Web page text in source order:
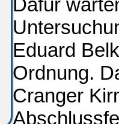
Dafür
Eduard
Ordnung.
Cranger